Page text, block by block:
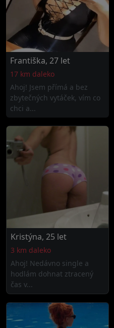
Františka, 27 let
17 km daleko
Ahoj! Jsem přímá a bez
zbytečných vytáček, vím co
chci a...
Kristýna, 25 let
3 km daleko
Ahoj! Nedávno single a
hodlám dohnat ztracený
čas v...